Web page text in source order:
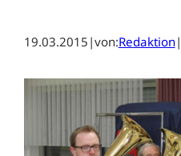
19.03.2015 |von:Redaktion|